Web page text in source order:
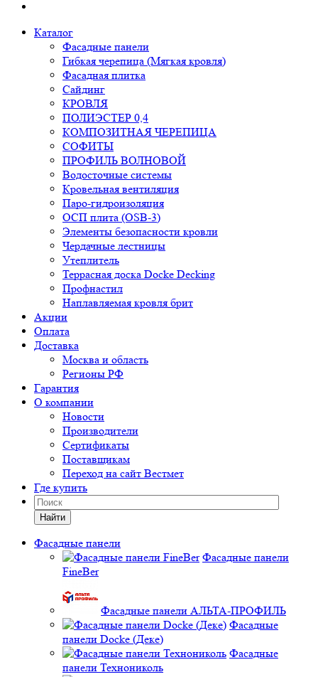
Каталог
Фасадные панели
Гибкая черепица (Мягкая кровля)
Фасадная плитка
Сайдинг
КРОВЛЯ
ПОЛИЭСТЕР 0,4
КОМПОЗИТНАЯ ЧЕРЕПИЦА
СОФИТЫ
ПРОФИЛЬ ВОЛНОВОЙ
Водосточные системы
Кровельная вентиляция
Паро-гидроизоляция
ОСП плита (OSB-3)
Элементы безопасности кровли
Чердачные лестницы
Утеплитель
Террасная доска Docke Decking
Профнастил
Наплавляемая кровля брит
Акции
Оплата
Доставка
Москва и область
Регионы РФ
Гарантия
О компании
Новости
Производители
Сертификаты
Поставщикам
Переход на сайт Вестмет
Где купить
Найти
Фасадные панели
Фасадные панели
FineBer
Фасадные панели АЛЬТА-ПРОФИЛЬ
Фасадные
панели Docke (Деке)
Фасадные
панели Технониколь